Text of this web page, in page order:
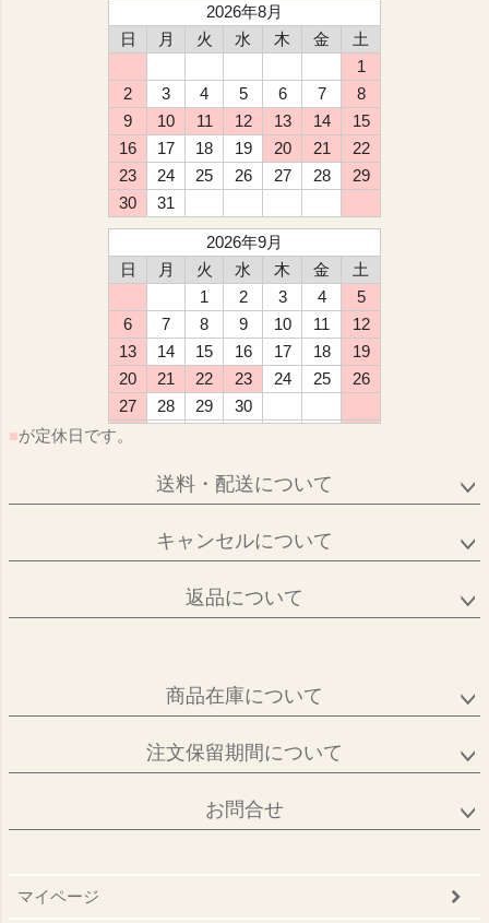
2026年8月
日
月 火 水 木 金
土
1
2
3 4 5 6 7
8
9
10 11 12 13 14
15
16
17 18 19 20 21
22
23
24 25 26 27 28
29
30
31
2026年9月
日
月 火 水 木 金
土
1
2 3 4
5
6
7 8 9 10 11
12
13
14 15 16 17 18
19
20
21 22 23 24 25
26
27
28 29
30
■が定休日です。
送料・配送について
キャンセルについて
返品について
商品在庫について
注文保留期間について
お問合せ
マイページ